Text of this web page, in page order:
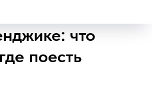
что
поесть